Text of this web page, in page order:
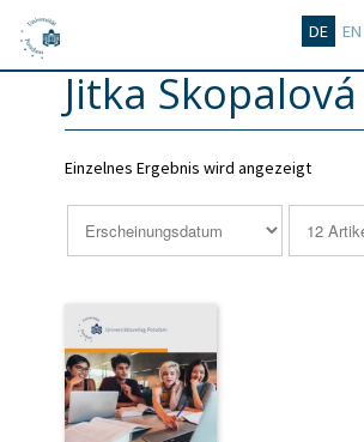
DE EN
Deutsch
Jitka Skopalová
Einzelnes Ergebnis wird angezeigt